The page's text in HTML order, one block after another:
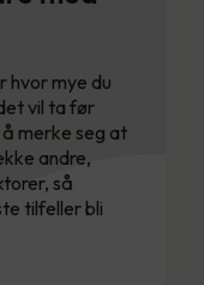
hvor mye du
vil ta før
merke seg at
andre,
så
tilfeller bli